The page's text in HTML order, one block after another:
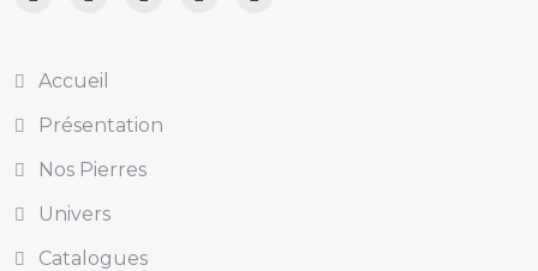
Accueil
Présentation
Nos Pierres
Univers
Catalogues